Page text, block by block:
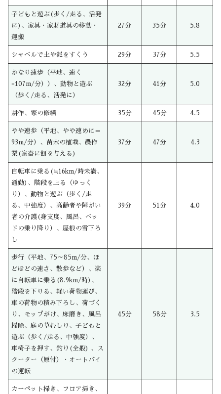
子どもと遊ぶ(歩く/走る、活発
に)、家具・家財道具の移動・
運搬
27分 35分 5.8
シャベルで土や泥をすくう 29分 37分 5.5
かなり速歩（平地、速く
=107m/分））、動物と遊ぶ
（歩く/走る、活発に）
32分 41分 5.0
耕作、家の修繕 35分 45分 4.5
やや速歩（平地、やや速めに＝
93m/分）、苗木の植栽、農作
業(家畜に餌を与える)
37分 47分 4.3
自転車に乗る(≒16km/時未満、
通勤)、階段を上る（ゆっく
り）、動物と遊ぶ（歩く/走
る、中強度）、高齢者や障がい
者の介護(身支度、風呂、ベッ
ドの乗り降り）、屋根の雪下ろ
し
39分 51分 4.0
歩行（平地、75～85m/分、ほ
どほどの速さ、散歩など）、楽
に自転車に乗る(8.9km/時)、
階段を下りる、軽い荷物運び、
車の荷物の積み下ろし、荷づく
り、モップがけ、床磨き、風呂
掃除、庭の草むしり、子どもと
遊ぶ（歩く/走る、中強度）、
車椅子を押す、釣り(全般) 、ス
クーター（原付）・オートバイ
の運転
45分 58分 3.5
カーペット掃き、フロア掃き、